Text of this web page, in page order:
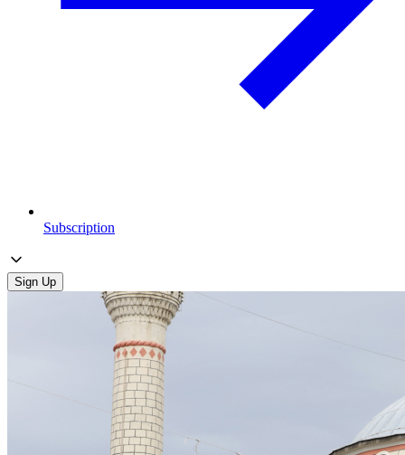
Subscription
Sign Up